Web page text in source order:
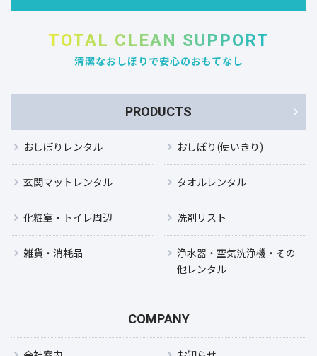
TOTAL CLEAN SUPPORT
清潔なおしぼりで安心のおもてなし
PRODUCTS
おしぼりレンタル おしぼり(使いきり)
玄関マットレンタル タオルレンタル
化粧室・トイレ周辺 洗剤リスト
雑貨・消耗品
浄水器・空気洗浄機・その
他レンタル
COMPANY